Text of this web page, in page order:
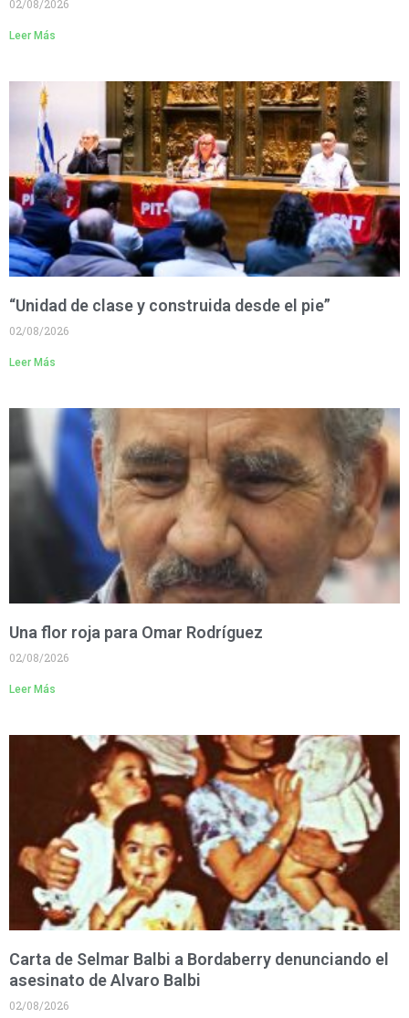
02/08/2026
Leer Más
“Unidad de clase y construida desde el pie”
02/08/2026
Leer Más
Una flor roja para Omar Rodríguez
02/08/2026
Leer Más
Carta de Selmar Balbi a Bordaberry denunciando el
asesinato de Alvaro Balbi
02/08/2026